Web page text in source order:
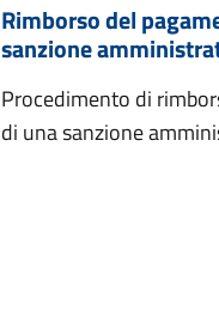
Rimborso del
sanzione
Procedimento di
di una sanzione